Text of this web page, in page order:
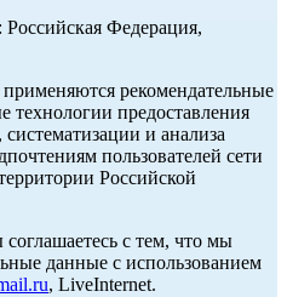
Российская Федерация,
рекомендательные
предоставления
и анализа
пользователей сети
Российской
с тем, что мы
данные с использованием
, LiveInternet.